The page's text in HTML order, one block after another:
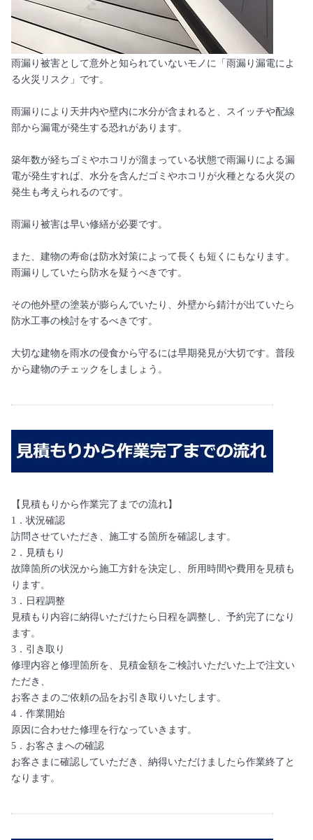
雨漏り被害として意外と知られていないモノに「雨漏り漏電によ
る火災リスク」です。
雨漏りにより天井内や壁内に水分が含まれると、スイッチや配線
部から漏電が発生する恐れがあります。
築年数が経ちゴミやホコリが溜まっている状態で雨漏りによる漏
電が発生すれば、水分を含んだゴミやホコリが火種となる火災の
発生も考えられるのです。
雨漏り被害は早い修繕が必要です。
また、建物の寿命は防水対策によって長くも短くにもなります。
雨漏りしていたら防水を疑うべきです。
その他外壁の塗装が膨らんでいたり、外壁から錆汁が出ていたら
防水工事の検討をするべきです。
大切な建物を雨水の侵食から守るには早期発見が大切です。普段
から建物のチェックをしましょう。
【見積もりから作業完了までの流れ】
1．状況確認
訪問させていただき、施工する箇所を確認します。
2．見積もり
故障箇所の状況から施工方針を決定し、所用時間や費用を見積も
ります。
3．日程調整
見積もり内容に納得いただけたら日程を調整し、予約完了になり
ます。
3．引き取り
修理内容と修理箇所を、見積金額をご検討いただいた上で注文い
ただき、
お客さまのご依頼の品をお引き取りいたします。
4．作業開始
原因に合わせた修理を行なっていきます。
5．お客さまへの確認
お客さまに確認していただき、納得いただけましたら作業終了と
なります。